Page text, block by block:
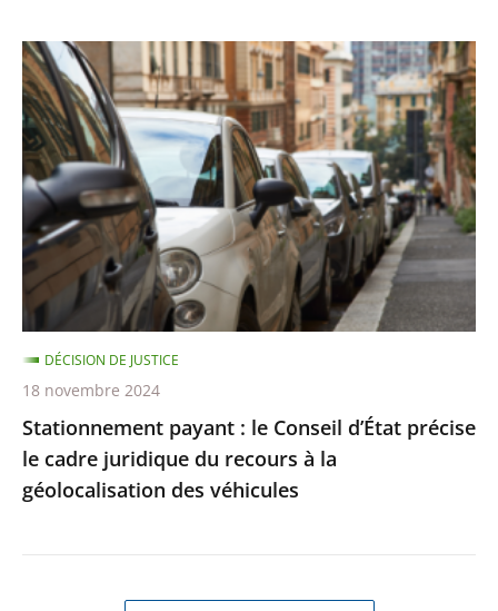
Stationnement
payant
:
le
Conseil
d’État
précise
le
cadre
juridique
du
recours
à
la
géolocalisation
Stationnement payant : le Conseil d’État précise
le cadre juridique du recours à la
géolocalisation des véhicules
DÉCISION DE JUSTICE
18 novembre 2024